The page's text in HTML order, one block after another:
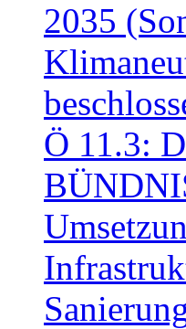
2035
Ö 11.3: